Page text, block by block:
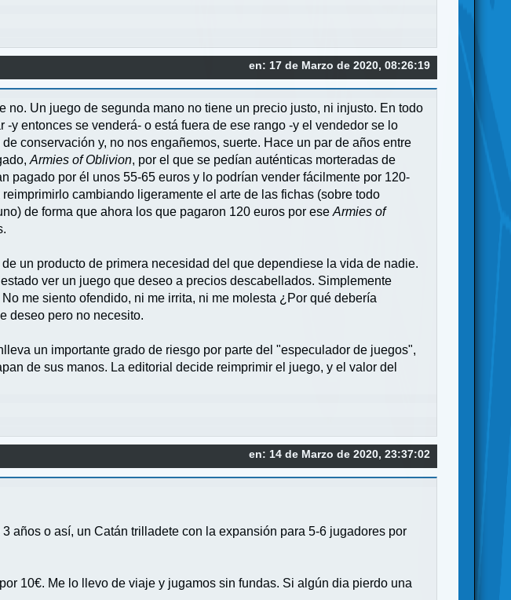
en: 17 de Marzo de 2020, 08:26:19
Un juego de segunda mano no tiene un precio justo, ni injusto. En todo
y entonces se venderá- o está fuera de ese rango -y el vendedor se lo
conservación y, no nos engañemos, suerte. Hace un par de años entre
Armies of Oblivion, por el que se pedían auténticas morteradas de
por él unos 55-65 euros y lo podrían vender fácilmente por 120-
cambiando ligeramente el arte de las fichas (sobre todo
de forma que ahora los que pagaron 120 euros por eseArmies of
un producto de primera necesidad del que dependiese la vida de nadie.
ver un juego que deseo a precios descabellados. Simplemente
me siento ofendido, ni me irrita, ni me molesta ¿Por qué debería
deseo pero no necesito.
un importante grado de riesgo por parte del "especulador de juegos",
de sus manos. La editorial decide reimprimir el juego, y el valor del
en: 14 de Marzo de 2020, 23:37:02
años o así, un Catán trilladete con la expansión para 5-6 jugadores por
10€. Me lo llevo de viaje y jugamos sin fundas. Si algún dia pierdo una